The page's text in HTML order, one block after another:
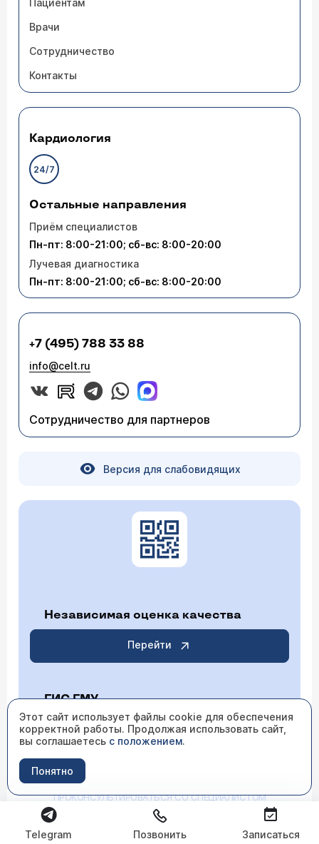
Пациентам
Врачи
Сотрудничество
Контакты
Кардиология
24/7
Остальные направления
Приём специалистов
Пн-пт: 8:00-21:00; сб-вс: 8:00-20:00
Лучевая диагностика
Пн-пт: 8:00-21:00; сб-вс: 8:00-20:00
+7 (495) 788 33 88
info@celt.ru
Сотрудничество для партнеров
Версия для слабовидящих
Независимая оценка качества
Перейти
ГИС ГМУ
Перейти
ИМЕЮТСЯ ПРОТИВОПОКАЗАНИЯ НЕОБХОДИМО
ПРОКОНСУЛЬТИРОВАТЬСЯ СО СПЕЦИАЛИСТОМ
Этот сайт использует файлы cookie для обеспечения
корректной работы. Продолжая использовать сайт,
вы соглашаетесь с положением.
Понятно
Telegram Позвонить Записаться